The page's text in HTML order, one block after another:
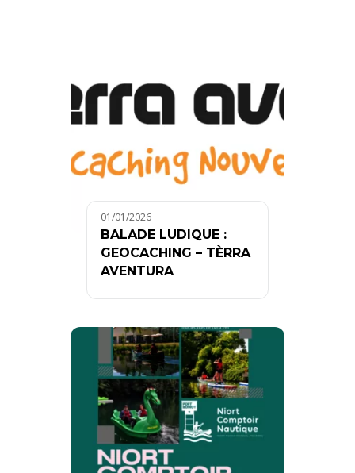
01/01/2026
BALADE LUDIQUE :
GEOCACHING – TÈRRA
AVENTURA